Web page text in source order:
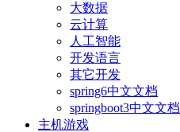
大数据
云计算
人工智能
开发语言
其它开发
spring6中文文档
springboot3中文文档
主机游戏